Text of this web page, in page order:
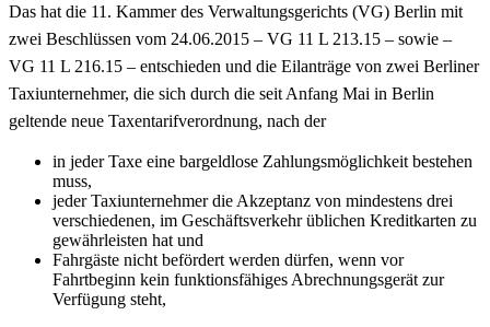
Das hat die 11. Kammer des Verwaltungsgerichts (VG) Berlin mit
zwei Beschlüssen vom 24.06.2015 – VG 11 L 213.15 – sowie –
VG 11 L 216.15 – entschieden und die Eilanträge von zwei Berliner
Taxiunternehmer, die sich durch die seit Anfang Mai in Berlin
geltende neue Taxentarifverordnung, nach der
in jeder Taxe eine bargeldlose Zahlungsmöglichkeit bestehen
muss,
jeder Taxiunternehmer die Akzeptanz von mindestens drei
verschiedenen, im Geschäftsverkehr üblichen Kreditkarten zu
gewährleisten hat und
Fahrgäste nicht befördert werden dürfen, wenn vor
Fahrtbeginn kein funktionsfähiges Abrechnungsgerät zur
Verfügung steht,